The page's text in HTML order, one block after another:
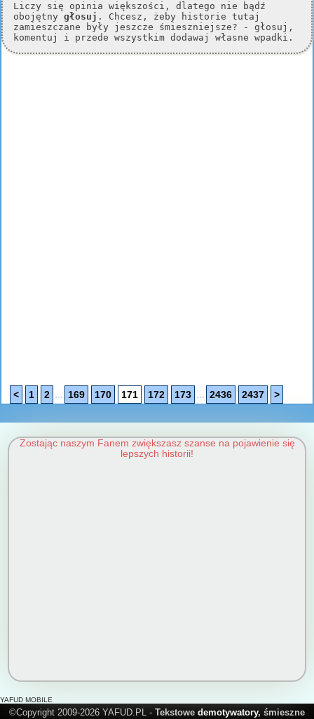
Liczy się opinia większości, dlatego nie bądź
obojętny głosuj . Chcesz, żeby historie tutaj
zamieszczane były jeszcze śmieszniejsze? - głosuj,
komentuj i przede wszystkim dodawaj własne wpadki.
< 1 2 ... 169 170 171 172 173 ... 2436 2437 >
Zostając naszym Fanem zwiększasz szanse na pojawienie się
lepszych historii!
YAFUD MOBILE
©Copyright 2009-2026 YAFUD.PL - Tekstowe demotywatory, śmieszne